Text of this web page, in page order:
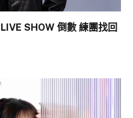
SHOW 倒數 練團找回